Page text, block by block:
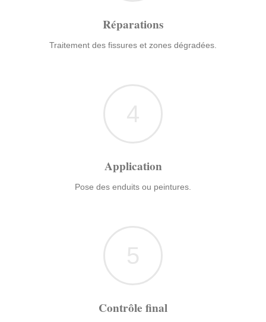
Réparations
Traitement des fissures et zones dégradées.
4
Application
Pose des enduits ou peintures.
5
Contrôle final